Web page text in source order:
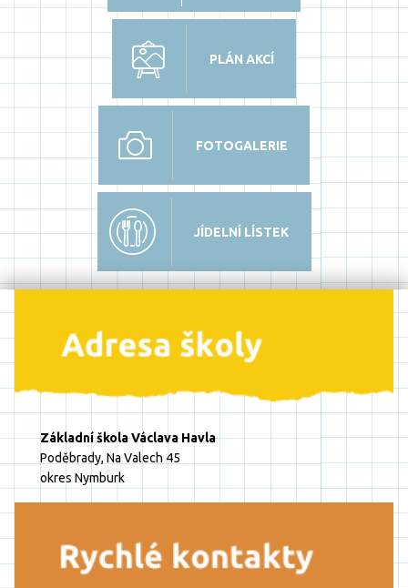
PLÁN AKCÍ
FOTOGALERIE
JÍDELNÍ LÍSTEK
Základní škola Václava Havla
Poděbrady, Na Valech 45
okres Nymburk